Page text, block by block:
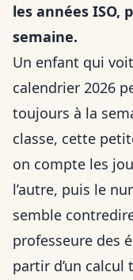
les années ISO,
semaine.
Un enfant qui
calendrier 2026
toujours à la
classe, cette
on compte les
l’autre, puis le
semble
professeure des
partir d’un